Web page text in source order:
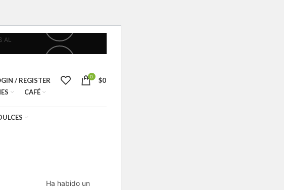
AL
/ REGISTER 0 $0
CAFÉ
Ha habido un